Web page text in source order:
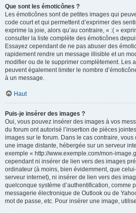
Que sont les émoticônes ?
Les émoticônes sont de petites images qui
code court et qui permettent d’exprimer des
exprime la joie, alors qu’au contraire, « :( »
consulter la liste complète des émoticônes
Essayez cependant de ne pas abuser des
rapidement rendre un message illisible et un
modifier ou de le supprimer complètement. Les
peuvent également limiter le nombre
à un message.
Haut
Puis-je insérer des images ?
Oui, vous pouvez insérer des images à vos
du forum ont autorisé l’insertion de pièces
images sur le forum. Dans le cas contraire,
une image distante, hébergée sur un serveur
exemple « http://www.exemple.com/mon-
cependant ni insérer de lien vers des images
ordinateur (à moins, bien évidemment, que
serveur internet), ni insérer de lien vers des
quelconque système d’authentification, comme
messagerie électronique de Outlook ou de
mot de passe, etc. Pour insérer une image,